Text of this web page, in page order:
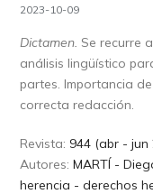
2023-10-09
Dictamen. Se recurre
análisis lingüístico
partes. Importancia
correcta redacción.
Revista: 944 (abr - jun
Autores:MARTÍ -
herencia - derechos